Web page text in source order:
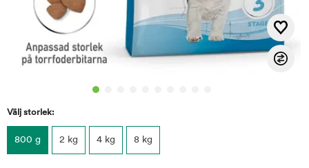
Välj storlek:
800 g 2 kg 4 kg 8 kg